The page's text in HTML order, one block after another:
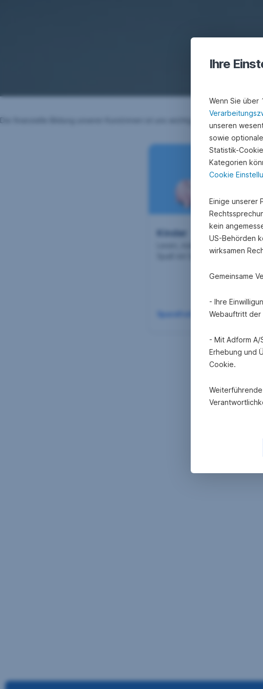
Die finanzielle Bildung unserer Kund:innen ist uns wichtig. Hier finden Sie
Kinder
Spaß mit Sparefroh.
Sparefroh besuchen
Ihre
Wenn Sie über
unseren
sowie
Statistik-
Kategorien
Cookie
Einige unserer
kein
US-Behörden
wirksamen
Gemeinsame
- Ihre
Webauftritt der
- Mit Adform
Erhebung und
Cookie.